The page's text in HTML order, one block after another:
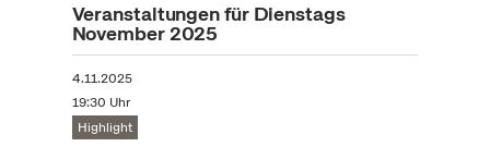
Veranstaltungen für Dienstags
November 2025
4.11.2025
19:30 Uhr
Highlight